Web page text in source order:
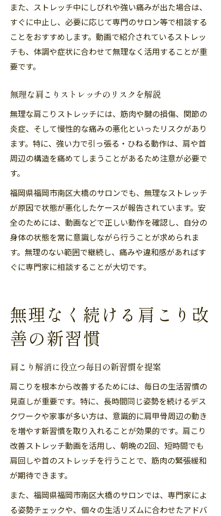
また、ストレッチ中にしびれや強い痛みが出た場合は、
すぐに中止し、必要に応じて専門のサロン等で相談する
ことをおすすめします。動画で紹介されているストレッ
チも、体調や症状に合わせて無理なく活用することが重
要です。
無理な肩こりストレッチのリスクを解説
無理な肩こりストレッチには、筋肉や腱の損傷、関節の
炎症、そして慢性的な痛みの悪化といったリスクがあり
ます。特に、強い力で引っ張る・ひねる動作は、肩や首
周辺の構造を痛めてしまうことがあるため注意が必要で
す。
福岡県福岡市南区大橋のサロンでも、無理なストレッチ
が原因で状態が悪化したケースが報告されています。安
全のためには、動画などで正しい動作を確認し、自分の
身体の状態を常に意識しながら行うことが求められま
す。無理のない範囲で継続し、痛みや違和感があればす
ぐに専門家に相談することが大切です。
無理なく続ける肩こり改
善の新習慣
肩こり解消に役立つ毎日の新習慣を提案
肩こりを根本から改善するためには、毎日の生活習慣の
見直しが重要です。特に、長時間同じ姿勢を続けるデス
クワークや家事が多い方は、意識的に肩甲骨周辺の動き
を増やす新習慣を取り入れることが効果的です。肩こり
改善ストレッチ動画を活用し、朝晩の2回、短時間でも
肩回しや首のストレッチを行うことで、筋肉の緊張緩和
が期待できます。
また、福岡県福岡市南区大橋のサロンでは、専門家によ
る姿勢チェックや、個々の生活リズムに合わせたアドバ